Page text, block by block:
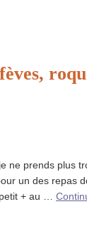
ne prends plus
un des repas
+ au …